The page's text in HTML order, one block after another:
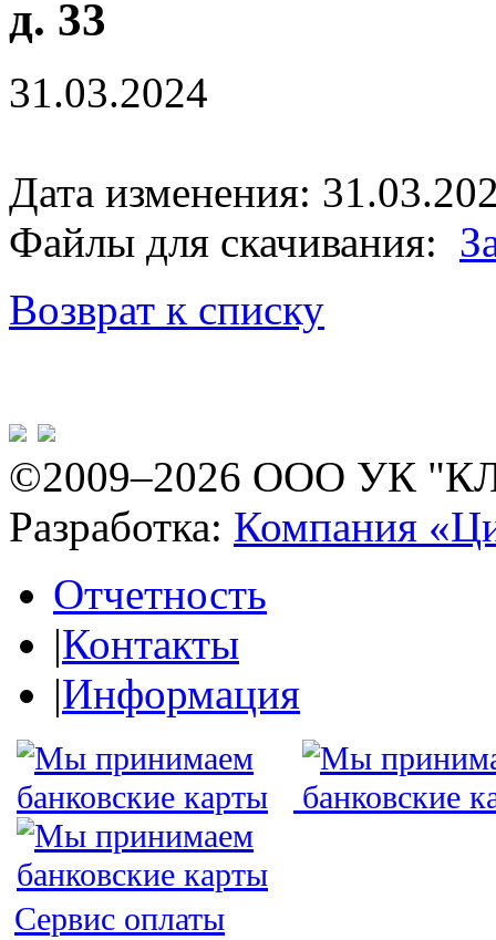
д. 33
31.03.2024
Дата изменения:
Файлы для скачивания:
Возврат к списку
©2009–2026 ООО УК
Разработка: Компания
Отчетность
|Контакты
|Информация
Сервис оплаты